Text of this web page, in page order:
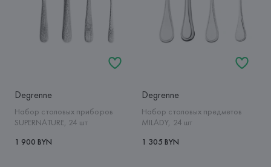
Degrenne
Набор столовых приборов
SUPERNATURE, 24 шт
1 900 BYN
Degrenne
Набор столовых предметов
MILADY, 24 шт
1 305 BYN